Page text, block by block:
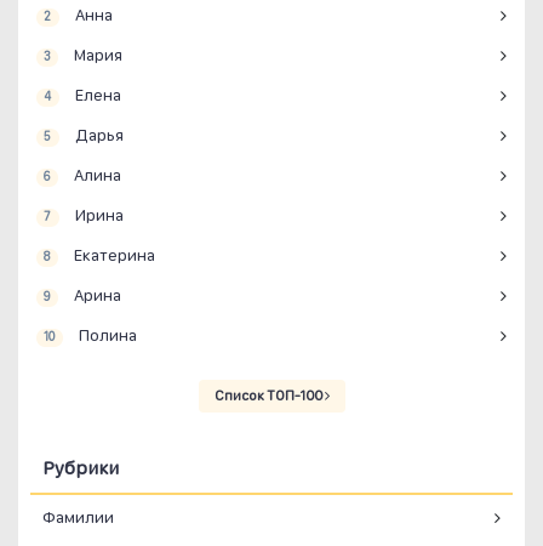
2 Анна
3 Мария
4 Елена
5 Дарья
6 Алина
7 Ирина
8 Екатерина
9 Арина
10 Полина
Список ТОП-100
Рубрики
Фамилии